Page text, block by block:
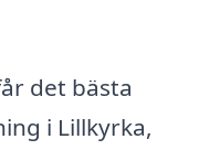
det bästa
i Lillkyrka,